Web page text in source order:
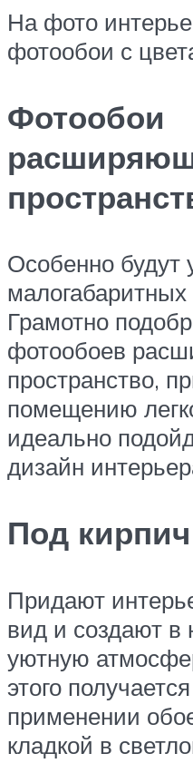
На фото
фотообои с
Фотообои
Особенно будут
малогабаритных
Грамотно
фотообоев
пространство,
помещению
идеально
дизайн
Под кирпич
Придают
вид и создают в
уютную
этого
применении
кладкой в